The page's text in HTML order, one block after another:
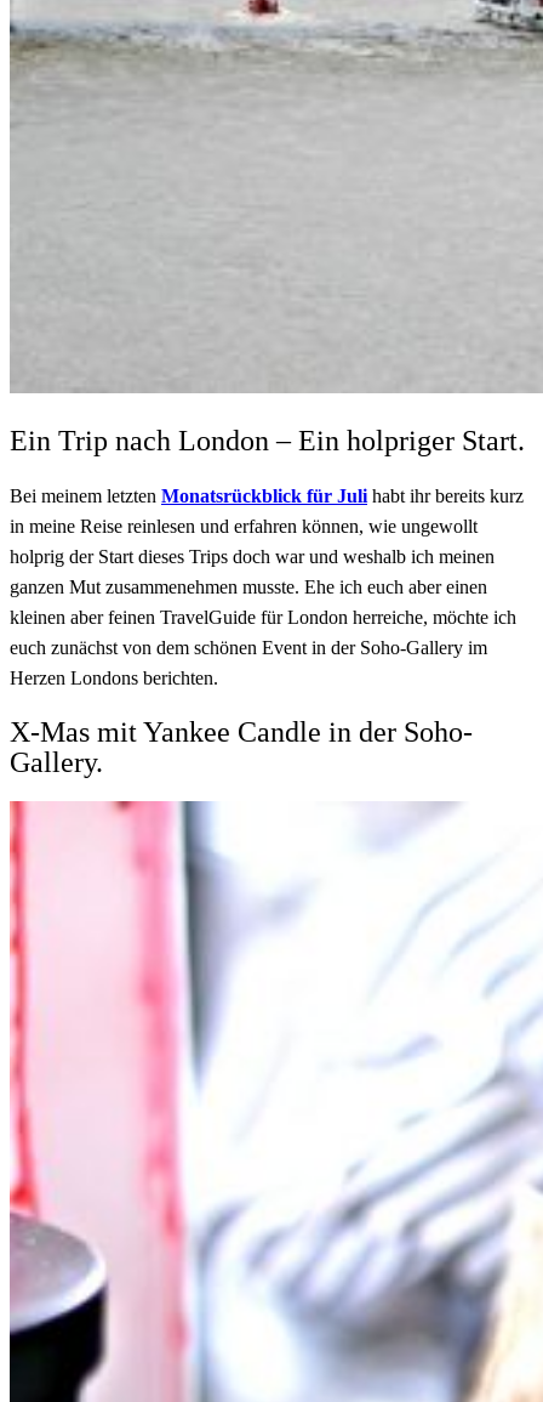
Ein Trip nach London – Ein holpriger Start.
Bei meinem letzten Monatsrückblick für Juli habt ihr bereits kurz
in meine Reise reinlesen und erfahren können, wie ungewollt
holprig der Start dieses Trips doch war und weshalb ich meinen
ganzen Mut zusammenehmen musste. Ehe ich euch aber einen
kleinen aber feinen TravelGuide für London herreiche, möchte ich
euch zunächst von dem schönen Event in der Soho-Gallery im
Herzen Londons berichten.
X-Mas mit Yankee Candle in der Soho-
Gallery.